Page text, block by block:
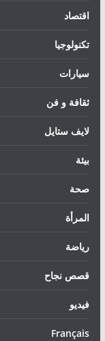
اقتصاد
تكنولوجيا
سيارات
ثقافة و فن
لايف ستايل
بيئة
صحة
المرأة
رياضة
قصص نجاح
فيديو
Français